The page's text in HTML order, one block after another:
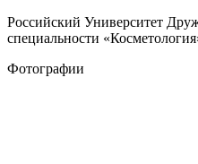
Российский Университет
специальности
Фотографии